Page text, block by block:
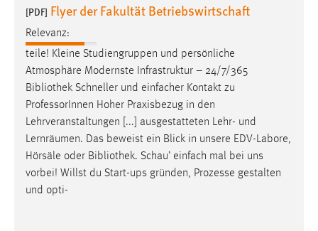
[PDF] Flyer der Fakultät Betriebswirtschaft
Relevanz:
teile! Kleine Studiengruppen und persönliche
Atmosphäre Modernste Infrastruktur – 24/7/365
Bibliothek Schneller und einfacher Kontakt zu
ProfessorInnen Hoher Praxisbezug in den
Lehrveranstaltungen [...] ausgestatteten Lehr- und
Lernräumen. Das beweist ein Blick in unsere EDV-Labore,
Hörsäle oder Bibliothek. Schau’ einfach mal bei uns
vorbei! Willst du Start-ups gründen, Prozesse gestalten
und opti-